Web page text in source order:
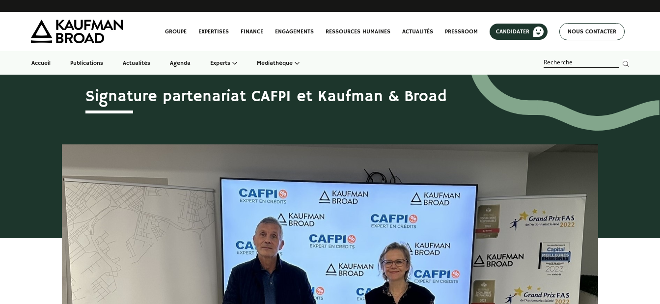
GROUPE EXPERTISES FINANCE ENGAGEMENTS RESSOURCES HUMAINES ACTUALITÉS PRESSROOM CANDIDATER NOUS CONTACTER
Accueil Publications Actualités Agenda Experts Médiathèque
Signature partenariat CAFPI et Kaufman & Broad